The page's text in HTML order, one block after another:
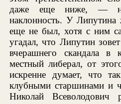
даже еще ниже, —
наклонность. У
еще не был, хотя с ним
угадал, что Липутин
вчерашнего скандала
местный либерал, от
искренне думает, что
клубными старшинами и
Николай Всеволодович